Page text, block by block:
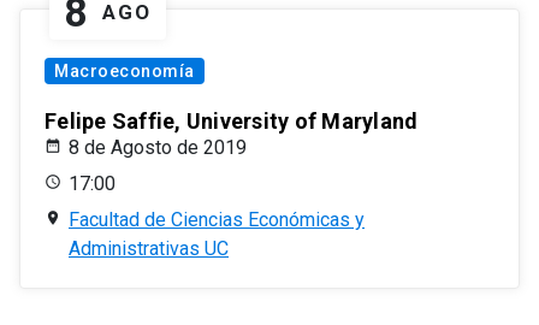
8 AGO
Macroeconomía
Felipe Saffie, University of Maryland
8 de Agosto de 2019
17:00
Facultad de Ciencias Económicas y
Administrativas UC